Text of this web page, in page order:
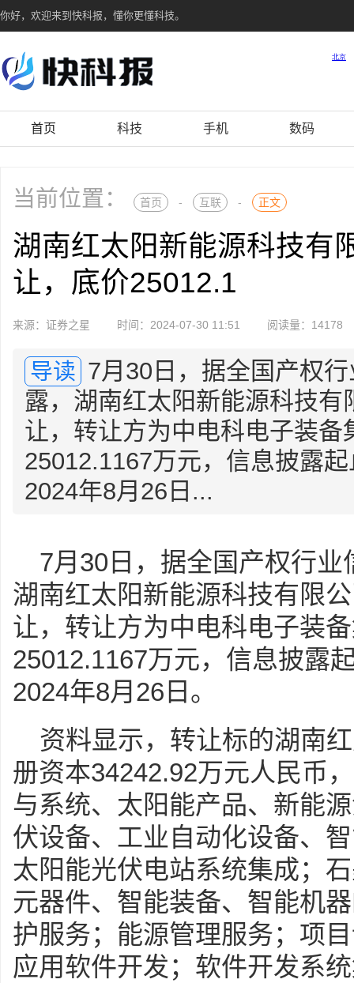
你好，欢迎来到快科报，懂你更懂科技。
首页 科技 手机 数码
当前位置： 首页 - 互联 - 正文
湖南红太阳新能源科技有
让，底价25012.1
来源：证券之星 时间：2024-07-30 11:51 阅读量：14178
导读 7月30日，据全国产权
露，湖南红太阳新能源科技
让，转让方为中电科电子装
25012.1167万元，信息披露
2024年8月26日...
7月30日，据全国产权行
湖南红太阳新能源科技有限
让，转让方为中电科电子装
25012.1167万元，信息披露
2024年8月26日。
资料显示，转让标的湖南
册资本34242.92万元人民币
与系统、太阳能产品、新能
伏设备、工业自动化设备、
太阳能光伏电站系统集成；
元器件、智能装备、智能机
护服务；能源管理服务；项
应用软件开发；软件开发系